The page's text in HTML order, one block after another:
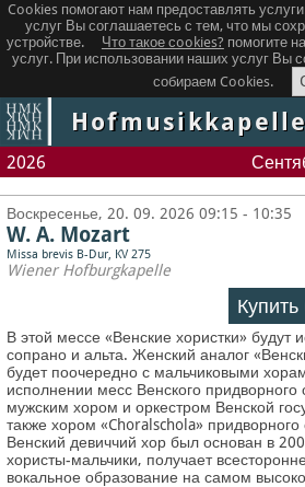
Cookies помогают нам предоставлять
услуг Вы соглашаетесь с тем, что мы
устройстве.
Что такое сookies? помогите
услуг. При использовании наших услуг Вы
собираем Cookies.
Hofmusikkapelle
2026
Воскресенье, 20. 09. 2026 09:15 - 10:35
W. A. Mozart
Missa brevis B-Dur, KV 275
Wiener Hofburgkapelle
В этой мессе «Венские хористки» будут
сопрано и альта. Женский аналог
будет поочередно с мальчиковыми
исполнении месс Венского придворного
мужским хором и оркестром Венской
также хором «Choralschola»
Венский девиччий хор был основан в
хористы-мальчики, получает
вокальное образование на самом